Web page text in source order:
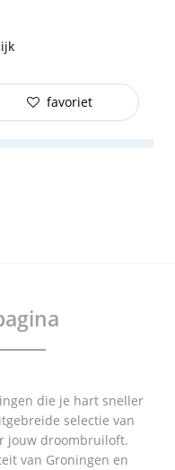
favoriet
die je hart sneller
selectie van
jouw droombruiloft.
van Groningen en